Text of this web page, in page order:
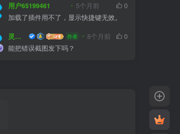
用户65199461 5个月前
0
加载了插件用不了，显示快捷键无效。
灵感屋 作者 8个月前
0
能把错误截图发下吗？